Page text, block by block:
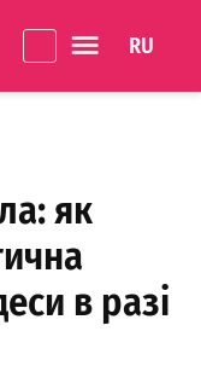
як
в разі